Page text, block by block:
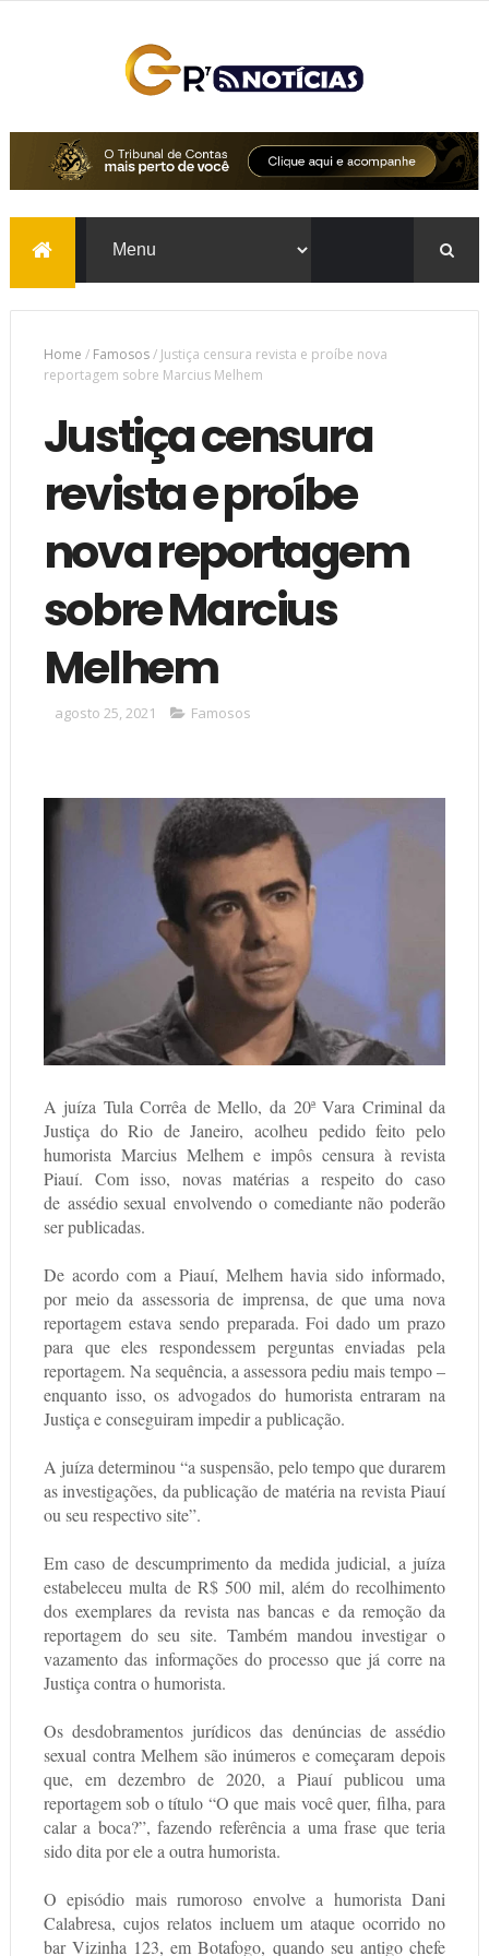
Home / Famosos/ Justiça censura revista e proíbe nova
reportagem sobre Marcius Melhem
Justiça censura
revista e proíbe
nova reportagem
sobre Marcius
Melhem
agosto 25, 2021 Famosos
A juíza Tula Corrêa de Mello, da 20ª Vara Criminal da
Justiça do Rio de Janeiro, acolheu pedido feito pelo
humoristaMarcius Melhem e impôs censura à revista
Piauí. Com isso, novas matérias a respeito do caso
de assédio sexual envolvendo o comediante não poderão
ser publicadas.
De acordo com a Piauí, Melhem havia sido informado,
por meio da assessoria de imprensa, de que uma nova
reportagem estava sendo preparada. Foi dado um prazo
para que eles respondessem perguntas enviadas pela
reportagem. Na sequência, a assessora pediu mais tempo –
enquanto isso, os advogados do humorista entraram na
Justiça e conseguiram impedir a publicação.
A juíza determinou “a suspensão, pelo tempo que durarem
as investigações, da publicação de matéria na revista Piauí
ou seu respectivo site”.
Em caso de descumprimento da medida judicial, a juíza
estabeleceu multa de R$ 500 mil, além do recolhimento
dos exemplares da revista nas bancas e da remoção da
reportagem do seu site. Também mandou investigar o
vazamento das informações do processo que já corre na
Justiça contra o humorista.
Os desdobramentos jurídicos das denúncias de assédio
sexual contra Melhem são inúmeros e começaram depois
que, em dezembro de 2020, a Piauí publicou uma
reportagem sob o título “O que mais você quer, filha, para
calar a boca?”, fazendo referência a uma frase que teria
sido dita por ele a outra humorista.
O episódio mais rumoroso envolve a humorista Dani
Calabresa, cujos relatos incluem um ataque ocorrido no
bar Vizinha 123, em Botafogo, quando seu antigo chefe